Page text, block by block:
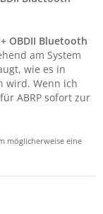
OBDII Bluetooth
am System
wie es in
wird. Wenn ich
ABRP sofort zur
möglicherweise eine